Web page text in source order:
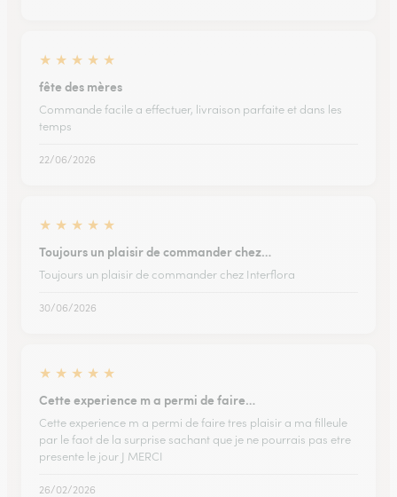
★ ★ ★ ★ ★
fête des mères
Commande facile a effectuer, livraison parfaite et dans les
temps
22/06/2026
★ ★ ★ ★ ★
Toujours un plaisir de commander chez…
Toujours un plaisir de commander chez Interflora
30/06/2026
★ ★ ★ ★ ★
Cette experience m a permi de faire…
Cette experience m a permi de faire tres plaisir a ma filleule
par le faot de la surprise sachant que je ne pourrais pas etre
presente le jour J MERCI
26/02/2026